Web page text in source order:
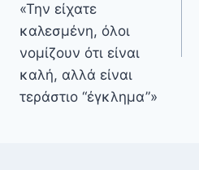
«Την είχατε
καλεσμένη, όλοι
νομίζουν ότι είναι
καλή, αλλά είναι
τεράστιο “έγκλημα”»